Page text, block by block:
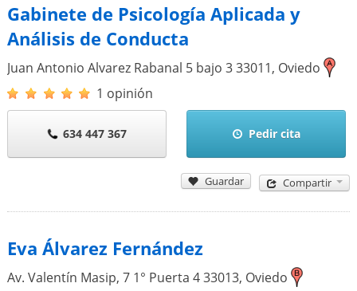
Gabinete de Psicología Aplicada y
Análisis de Conducta
Juan Antonio Alvarez Rabanal 5 bajo 333011, Oviedo
1 opinión
634 447 367 Pedir cita
Guardar Compartir
Eva Álvarez Fernández
Av. Valentín Masip, 7 1° Puerta 433013, Oviedo